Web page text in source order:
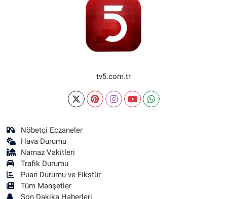
tv5.com.tr
Nöbetçi Eczaneler
Hava Durumu
Namaz Vakitleri
Trafik Durumu
Puan Durumu ve Fikstür
Tüm Manşetler
Son Dakika Haberleri